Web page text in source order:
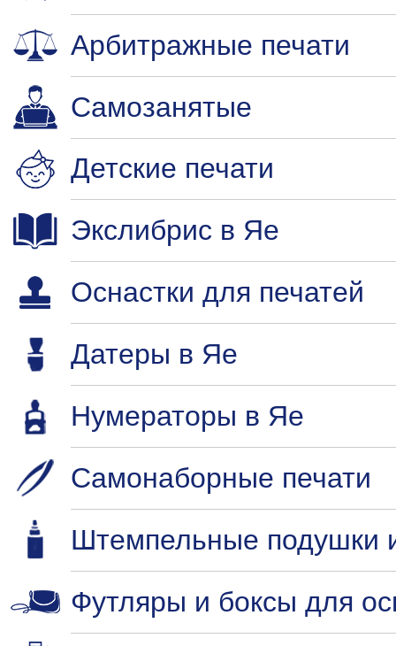
Арбитражные печати
Самозанятые
Детские печати
Экслибрис в Яе
Оснастки для печатей
Датеры в Яе
Нумераторы в Яе
Самонаборные печати
Штемпельные подушки
Футляры и боксы для